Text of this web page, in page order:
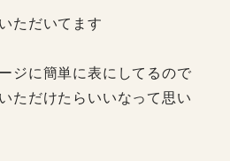
ただいてます
ジに簡単に表にしてるので
ただけたらいいなって思い